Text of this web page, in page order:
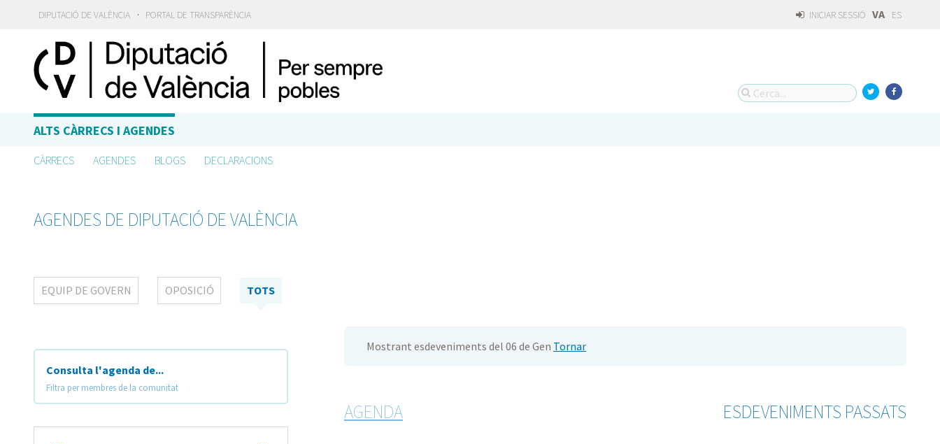
DIPUTACIÓ DE VALÈNCIA · PORTAL DE TRANSPARÈNCIA INICIAR SESSIÓ VA ES
ALTS CÀRRECS I AGENDES
CÀRRECS AGENDES BLOGS DECLARACIONS
AGENDES DE DIPUTACIÓ DE VALÈNCIA
EQUIP DE GOVERN OPOSICIÓ TOTS
Consulta l'agenda de...
Filtra per membres de la comunitat
Mostrant esdeveniments del 06 de Gen Tornar
AGENDA ESDEVENIMENTS PASSATS